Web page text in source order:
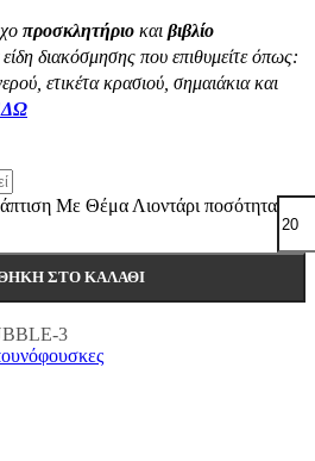
προσκλητήριο και βιβλίο
διακόσμησης που επιθυμείτε όπως:
ετικέτα κρασιού, σημαιάκια και
Με Θέμα Λιοντάρι ποσότητα
ΣΤΟ ΚΑΛΆΘΙ
3